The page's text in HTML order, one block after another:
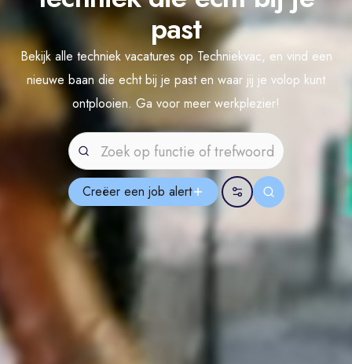
past
Bekijk alle techniek vacatures op Techniekvac, en vind een
nieuwe baan die echt bij je past en waar jij je volop kunt
ontplooien. Ga voor meer werkplezier!
Creëer een job alert